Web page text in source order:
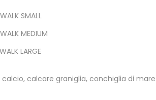
SMALL
MEDIUM
LARGE
, calcare graniglia, conchiglia di mare